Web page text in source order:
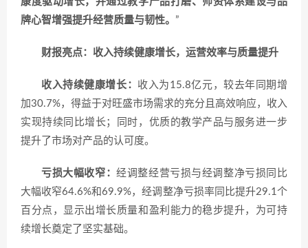
牌心智增强提升经营质量与韧性。 ”
财报亮点：收入持续健康增长，运营效率与质量提升
收入持续健康增长： 收入为15.8亿元，较去年同期增
加30.7%，得益于对旺盛市场需求的充分且高效响应，收入
实现持续同比增长；同时，优质的教学产品与服务进一步
提升了市场对产品的认可度。
亏损大幅收窄：经调整经营亏损与经调整净亏损同比
大幅收窄64.6%和69.9%，经调整净亏损率同比提升29.1个
百分点，显示出增长质量和盈利能力的稳步提升，为可持
续增长奠定了坚实基础。